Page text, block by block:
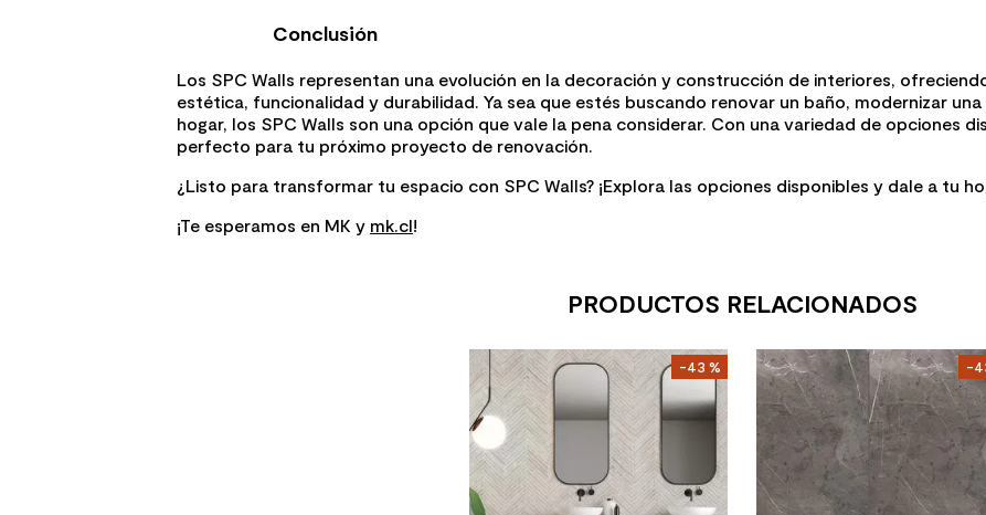
Conclusión
Los SPC Walls representan una evolución en la decoración y construcción de interiores,
estética, funcionalidad y durabilidad. Ya sea que estés buscando renovar un baño, modernizar
hogar, los SPC Walls son una opción que vale la pena considerar. Con una variedad de opciones
perfecto para tu próximo proyecto de renovación.
¿Listo para transformar tu espacio con SPC Walls? ¡Explora las opciones disponibles y dale a tu
¡Te esperamos en MK y mk.cl!
PRODUCTOS RELACIONADOS
-43 % -